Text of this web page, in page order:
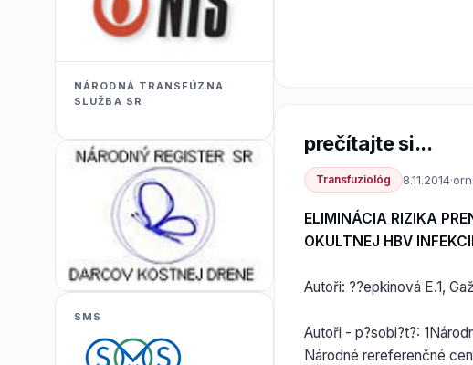
prečítajte si...
Transfuziológ 8.11.2014·
ELIMINÁCIA RIZIKA
OKULTNEJ HBV
Autoři: ??epkinová E.1,
Autoři - p?sobi?t?:
Národné rereferenčné
NÁRODNÁ TRANSFÚZNA
SLUŽBA SR
SMS